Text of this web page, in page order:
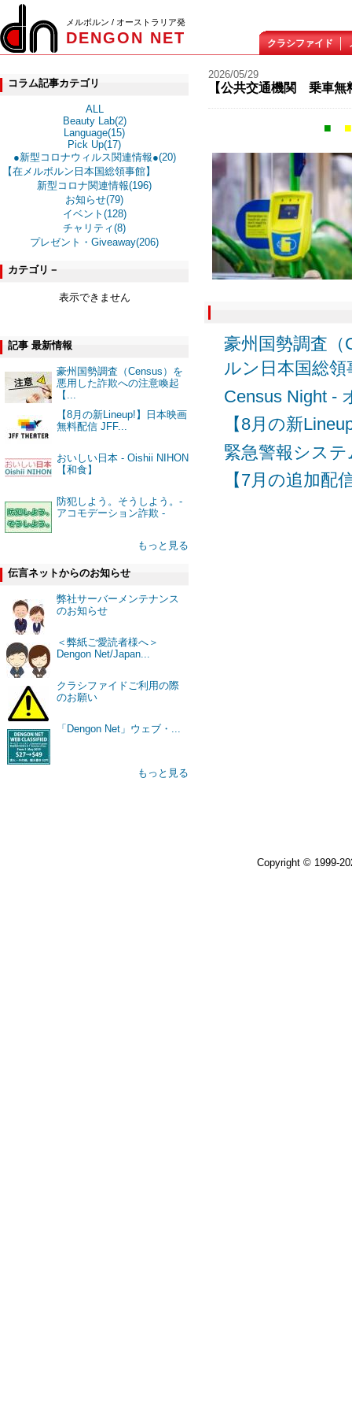
メルボルン / オーストラリア発
DENGON NET クラシファイド
コラム記事カテゴリ
ALL
Beauty Lab(2)
Language(15)
Pick Up(17)
●新型コロナウィルス関連情報●(20)
【在メルボルン日本国総領事館】
新型コロナ関連情報(196)
お知らせ(79)
イベント(128)
チャリティ(8)
プレゼント・Giveaway(206)
カテゴリ－
表示できません
記事 最新情報
豪州国勢調査（Census）を
悪用した詐欺への注意喚起
【...
【8月の新Lineup!】日本映画
無料配信 JFF...
おいしい日本 - Oishii NIHON
【和食】
防犯しよう。そうしよう。-
アコモデーション詐欺 -
もっと見る
伝言ネットからのお知らせ
弊社サーバーメンテナンス
のお知らせ
＜弊紙ご愛読者様へ＞
Dengon Net/Japan...
クラシファイドご利用の際
のお願い
「Dengon Net」ウェブ・...
もっと見る
2026/05/29
【公共交通機関 乗車無
■ ■
豪州国勢調査
ルン日本国総領
Census Night -
【8月の新
緊急警報シス
【7月の追加配
Copyright © 1999-